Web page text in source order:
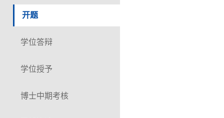
开题
学位答辩
学位授予
博士中期考核